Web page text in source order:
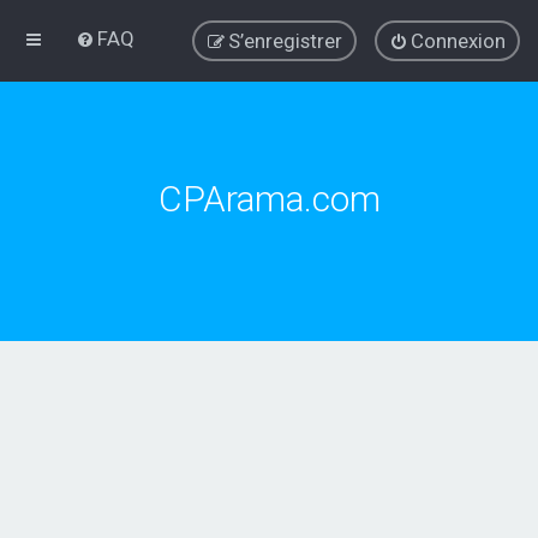
FAQ Connexion
S’enregistrer
CPArama.com